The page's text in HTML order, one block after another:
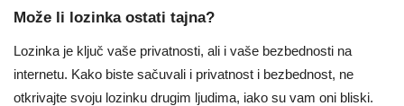
Može li lozinka ostati tajna?
Lozinka je ključ vaše privatnosti, ali i vaše bezbednosti na
internetu. Kako biste sačuvali i privatnost i bezbednost, ne
otkrivajte svoju lozinku drugim ljudima, iako su vam oni bliski.